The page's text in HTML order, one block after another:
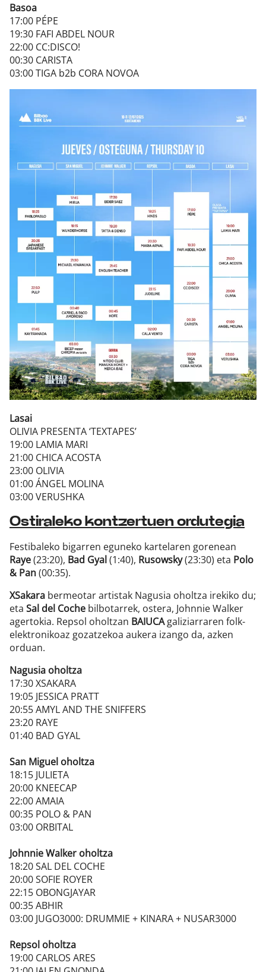
Basoa
17:00 PÉPE
19:30 FAFI ABDEL NOUR
22:00 CC:DISCO!
00:30 CARISTA
03:00 TIGA b2b CORA NOVOA
Lasai
OLIVIA PRESENTA ‘TEXTAPES’
19:00 LAMIA MARI
21:00 CHICA ACOSTA
23:00 OLIVIA
01:00 ÁNGEL MOLINA
03:00 VERUSHKA
Ostiraleko kontzertuen ordutegia
Festibaleko bigarren eguneko kartelaren gorenean
Raye(23:20), Bad Gyal(1:40), Rusowsky(23:30) eta Polo
& Pan(00:35).
XSakara bermeotar artistak Nagusia oholtza irekiko du;
eta Sal del Coche bilbotarrek, ostera, Johnnie Walker
agertokia. Repsol oholtzan BAIUCAgaliziarraren folk-
elektronikoaz gozatzekoa aukera izango da, azken
orduan.
Nagusia oholtza
17:30 XSAKARA
19:05 JESSICA PRATT
20:55 AMYL AND THE SNIFFERS
23:20 RAYE
01:40 BAD GYAL
San Miguel oholtza
18:15 JULIETA
20:00 KNEECAP
22:00 AMAIA
00:35 POLO & PAN
03:00 ORBITAL
Johnnie Walker oholtza
18:20 SAL DEL COCHE
20:00 SOFIE ROYER
22:15 OBONGJAYAR
00:35 ABHIR
03:00 JUGO3000: DRUMMIE + KINARA + NUSAR3000
Repsol oholtza
19:00 CARLOS ARES